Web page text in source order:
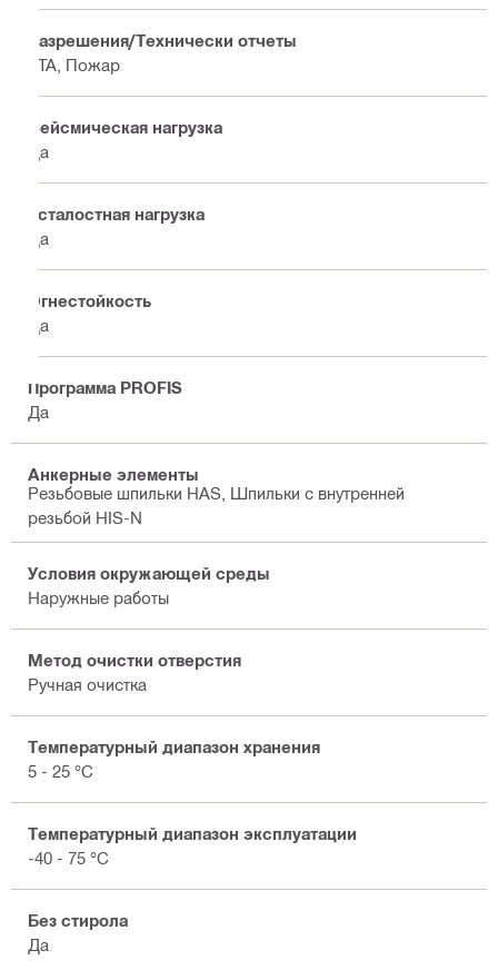
Разрешения/Технически отчеты
ETA, Пожар
Сейсмическая нагрузка
Да
Усталостная нагрузка
Да
Огнестойкость
Да
Программа PROFIS
Да
Анкерные элементы
Резьбовые шпильки HAS, Шпильки с внутренней
резьбой HIS-N
Условия окружающей среды
Наружные работы
Метод очистки отверстия
Ручная очистка
Температурный диапазон хранения
5 - 25 °C
Температурный диапазон эксплуатации
-40 - 75 °C
Без стирола
Да